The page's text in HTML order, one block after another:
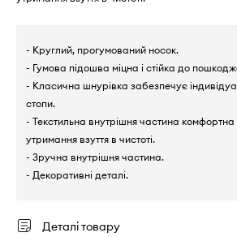
- Круглий, прогумований носок.
- Гумова підошва міцна і стійка до
- Класична шнурівка забезпечує
стопи.
- Текстильна внутрішня частина комфортна
утримання взуття в чистоті.
- Зручна внутрішня частина.
- Декоративні деталі.
Деталі товару